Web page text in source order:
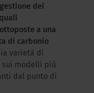
dei
quali
a una
di carbonio
varietà di
sui modelli più
dal punto di